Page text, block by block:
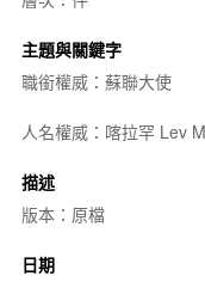
主題與關鍵字
職銜權威：蘇聯大使
人名權威：喀拉罕 Lev
描述
版本：原檔
日期